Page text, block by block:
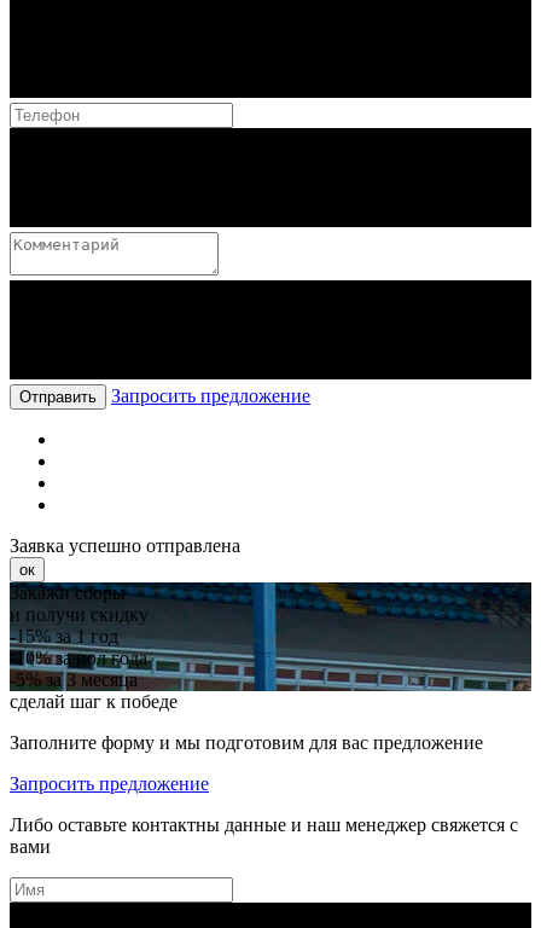
Отправить Запросить предложение
Заявка успешно отправлена
ок
Закажи сборы
и получи скидку
-15%за 1 год
-10%за пол года
-5%за 3 месяца
сделай шаг к победе
Заполните форму и мы подготовим для вас предложение
Запросить предложение
Либо оставьте контактны данные и наш менеджер свяжется с
вами